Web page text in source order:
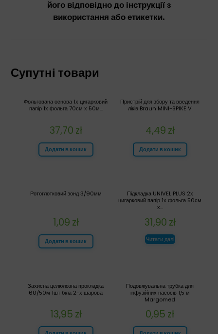
його відповідно до інструкції з
використання або етикетки.
Супутні товари
Пристрій для збору та введення
ліків Braun MINI-SPIKE V
4,49 zł
Додати в кошик
Фольгована основа 1х цигарковий
папір 1х фольга 70см х 50м...
37,70 zł
Додати в кошик
Підкладка UNIVEL PLUS 2х
цигарковий папір 1х фольга 50см
х...
31,90 zł
Читати далі
Ротоглотковий зонд 3/90мм
1,09 zł
Додати в кошик
Подовжувальна трубка для
інфузійних насосів 1,5 м
Margomed
0,95 zł
Захисна целюлозна прокладка
60/50м 1шт біла 2-х шарова
13,95 zł